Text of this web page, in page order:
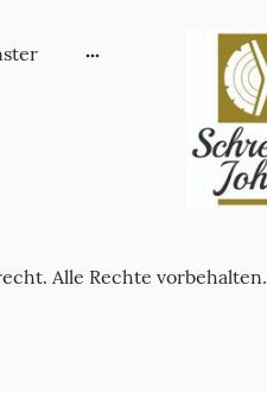
Alle Rechte vorbehalten.